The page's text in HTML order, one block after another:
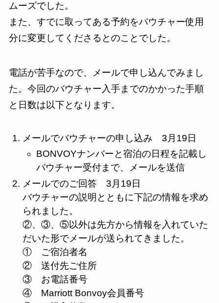
ムーズでした。
また、すでに取ってある予約をバウチャー使用
分に変更してくださるとのことでした。
電話が苦手なので、メールで申し込んでみまし
た。今回のバウチャー入手までのかかった手順
と日数は以下となります。
メールでバウチャーの申し込み 3月19日
BONVOYナンバーと宿泊の日程を記載し
バウチャー受付まで、メールを送信
メールでのご回答 3月19日
バウチャーの説明とともに下記の情報を求め
られました。
②、③、⑤以外は先方から情報を入れていた
だいた形でメールが送られてきました。
① ご宿泊者名
② 送付先ご住所
③ お電話番号
④ Marriott Bonvoy会員番号